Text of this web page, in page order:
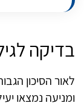
בדיקה
לאור הסיכון
ומניעה נמצאו